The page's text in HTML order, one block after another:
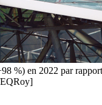
%) en 2022 par